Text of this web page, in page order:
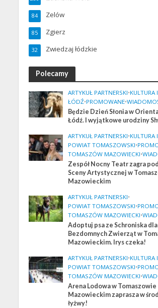
Zelów
84
Zgierz
85
Zwiedzaj łódzkie
32
Polecamy
ARTYKUŁ PARTNERSKI•KULTURA
ŁÓDŹ•PROMOWANE•
Będzie Dzień Słonia w
Łódź. I wyjątkowe urodziny
ARTYKUŁ PARTNERSKI•KULTURA
POWIAT TOMASZOWSKI•
TOMASZÓW MAZOWIECKI•
Zespół Nocny Teatr zagra
Sceny Artystycznej w
Mazowieckim
ARTYKUŁ PARTNERSKI•
POWIAT TOMASZOWSKI•
TOMASZÓW MAZOWIECKI•
Adoptuj psa ze Schroniska dla
Bezdomnych Zwierząt w
Mazowieckim. Irys czeka!
ARTYKUŁ PARTNERSKI•KULTURA
POWIAT TOMASZOWSKI•
TOMASZÓW MAZOWIECKI•
Arena Lodowa w Tomaszowie
Mazowieckim zaprasza w
łyżwy!